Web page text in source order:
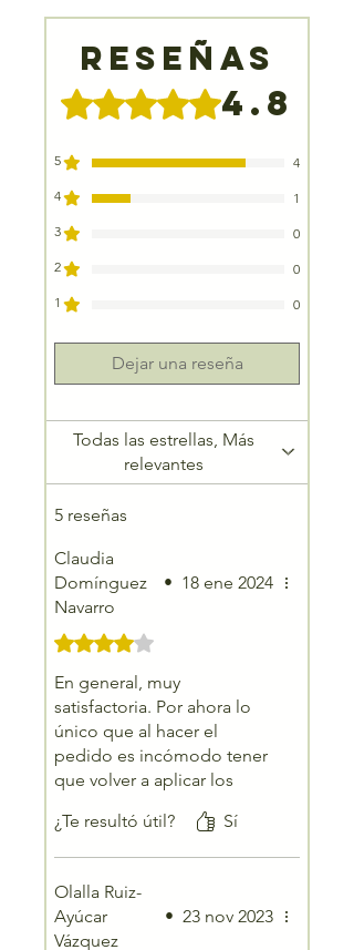
Reseñas
Obtuvo 4,8 de 5 estrellas.4.8
5
4
4
1
3
0
2
0
1
0
Dejar una reseña
Todas las estrellas, Más
relevantes
5 reseñas
Claudia
Domínguez
Navarro
• 18 ene 2024
Obtuvo 4 de 5 estrellas.
En general, muy
satisfactoria. Por ahora lo
único que al hacer el
pedido es incómodo tener
que volver a aplicar los
listado una vez que has
clicado en un producto para
¿Te resultó útil? Sí
Olalla Ruiz-
Ayúcar
Vázquez
• 23 nov 2023